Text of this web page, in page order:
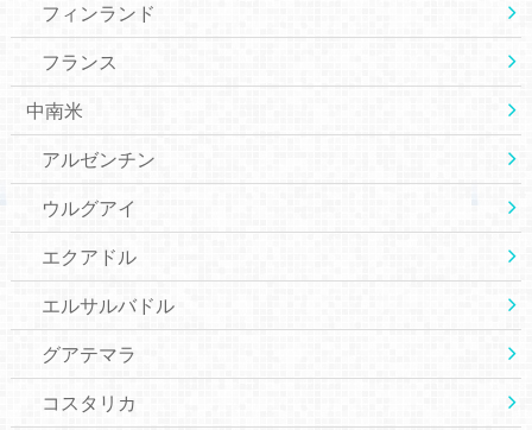
フィンランド
フランス
中南米
アルゼンチン
ウルグアイ
エクアドル
エルサルバドル
グアテマラ
コスタリカ